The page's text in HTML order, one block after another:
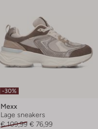
-30%
Mexx
Lage sneakers
€ 109,99 € 76,99